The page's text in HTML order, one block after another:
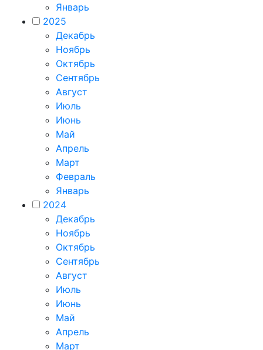
Январь
2025
Декабрь
Ноябрь
Октябрь
Сентябрь
Август
Июль
Июнь
Май
Апрель
Март
Февраль
Январь
2024
Декабрь
Ноябрь
Октябрь
Сентябрь
Август
Июль
Июнь
Май
Апрель
Март